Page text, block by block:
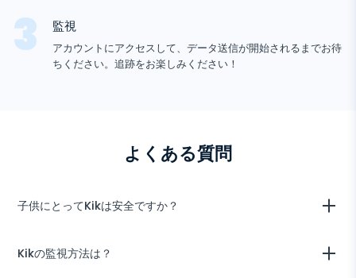
カ
ー
デバイス情報
Telegram
Wechat
Google チャットトラッカー
Snapchat
Tik tok
監視
アカウントにアクセスして、データ送信が開始されるまでお待
ちください。追跡をお楽しみください！
よくある質問
子供にとってKikは安全ですか？
お子様が見知らぬ人と話さない限り、Kikは安全です。これは保証され
ません。
Kikの監視方法は？